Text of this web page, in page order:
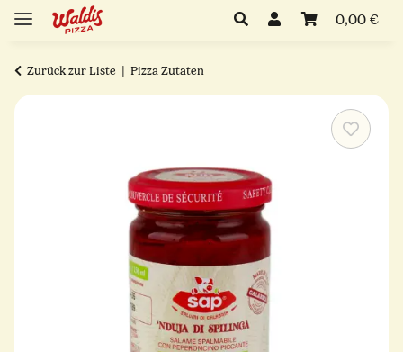
0,00 €
Zurück zur Liste Pizza Zutaten